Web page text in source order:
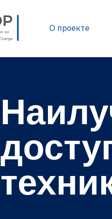
О проекте
Разработка
Источники
База данных
Полезные
Библиотека